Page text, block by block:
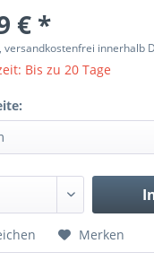
€ *
versandkostenfrei innerhalb
Bis zu 20 Tage
Merken